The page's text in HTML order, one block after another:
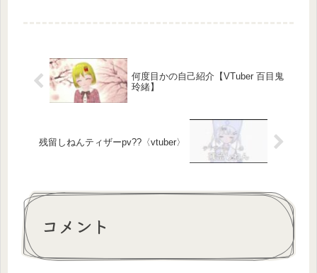
何度目かの自己紹介【VTuber 百目鬼
玲緒】
残留しねんティザーpv??〈vtuber〉
コメント